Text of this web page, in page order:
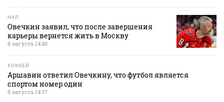
НХЛ
Овечкин заявил, что после завершения
карьеры вернется жить в Москву
8 августа 14:40
ХОККЕЙ
Аршавин ответил Овечкину, что футбол является
спортом номер один
8 августа 14:37